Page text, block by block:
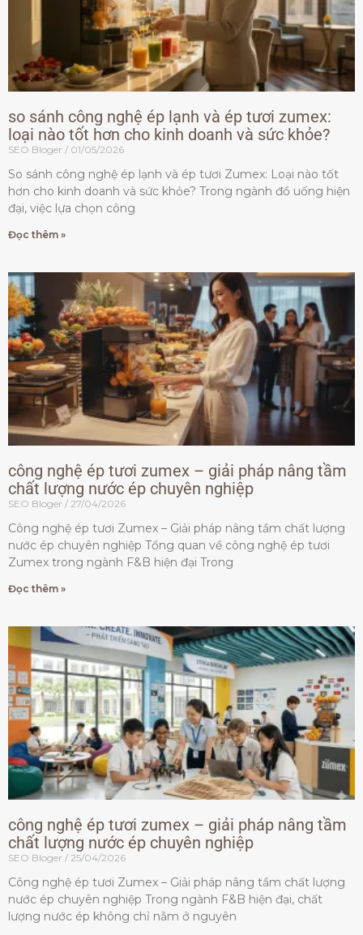
so sánh công nghệ ép lạnh và ép tươi zumex:
loại nào tốt hơn cho kinh doanh và sức khỏe?
SEO Bloger 01/05/2026
So sánh công nghệ ép lạnh và ép tươi Zumex: Loại nào tốt
hơn cho kinh doanh và sức khỏe? Trong ngành đồ uống hiện
đại, việc lựa chọn công
Đọc thêm »
công nghệ ép tươi zumex – giải pháp nâng tầm
chất lượng nước ép chuyên nghiệp
SEO Bloger 27/04/2026
Công nghệ ép tươi Zumex – Giải pháp nâng tầm chất lượng
nước ép chuyên nghiệp Tổng quan về công nghệ ép tươi
Zumex trong ngành F&B hiện đại Trong
Đọc thêm »
công nghệ ép tươi zumex – giải pháp nâng tầm
chất lượng nước ép chuyên nghiệp
SEO Bloger 25/04/2026
Công nghệ ép tươi Zumex – Giải pháp nâng tầm chất lượng
nước ép chuyên nghiệp Trong ngành F&B hiện đại, chất
lượng nước ép không chỉ nằm ở nguyên